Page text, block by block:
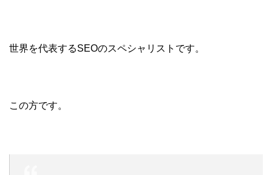
世界を代表するSEOのスペシャリストです。
この方です。